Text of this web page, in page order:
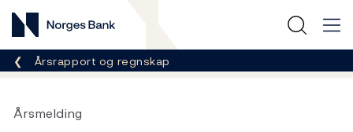
Norges Bank
Her er du nå:
Årsrapport og regnskap
Årsmelding